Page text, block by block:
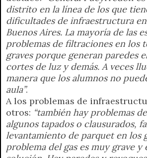
distrito en la línea de los que
dificultades de infraestructura
Buenos Aires. La mayoría de las
problemas de filtraciones en los
graves porque generan paredes
cortes de luz y demás. A veces
manera que los alumnos no
aula”.
A los problemas de
otros: “también hay problemas
algunos tapados o clausurados,
levantamiento de parquet en los
problema del gas es muy grave y